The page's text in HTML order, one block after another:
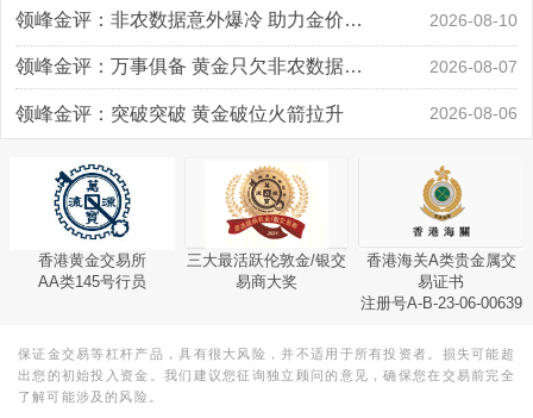
领峰金评：非农数据意外爆冷 助力金价大涨创新高 2026-08-10
领峰金评：万事俱备 黄金只欠非农数据“东风” 2026-08-07
领峰金评：突破突破 黄金破位火箭拉升 2026-08-06
香港黄金交易所
AA类145号行员
三大最活跃伦敦金/银交
易商大奖
香港海关A类贵金属交
易证书
注册号A-B-23-06-00639
保证金交易等杠杆产品，具有很大风险，并不适用于所有投资者。损失可能超
出您的初始投入资金。我们建议您征询独立顾问的意见，确保您在交易前完全
了解可能涉及的风险。